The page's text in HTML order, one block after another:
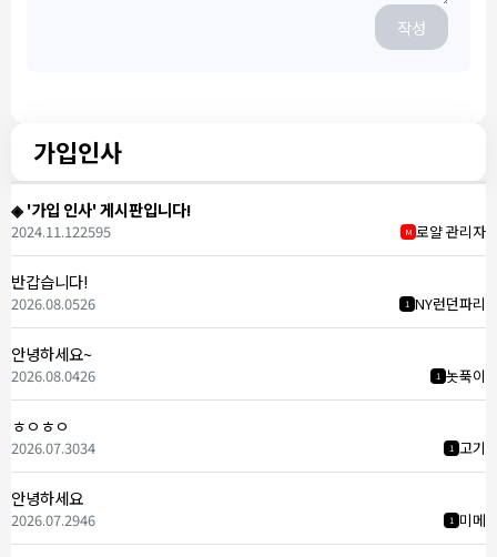
작성
가입인사
◈ '가입 인사' 게시판입니다!
M 로얄 관리자
2024.11.122595
반갑습니다!
1 NY런던파리
2026.08.0526
안녕하세요~
1 놋푹이
2026.08.0426
ㅎㅇㅎㅇ
1 고기
2026.07.3034
안녕하세요
1 미메
2026.07.2946